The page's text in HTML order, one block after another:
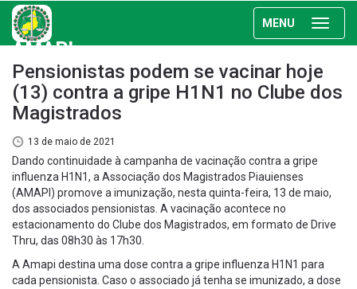
MENU
AMAPI
Pensionistas podem se vacinar hoje
(13) contra a gripe H1N1 no Clube dos
Magistrados
13 de maio de 2021
Dando continuidade à campanha de vacinação contra a gripe
influenza H1N1, a Associação dos Magistrados Piauienses
(AMAPI) promove a imunização, nesta quinta-feira, 13 de maio,
dos associados pensionistas. A vacinação acontece no
estacionamento do Clube dos Magistrados, em formato de Drive
Thru, das 08h30 às 17h30.
A Amapi destina uma dose contra a gripe influenza H1N1 para
cada pensionista. Caso o associado já tenha se imunizado, a dose